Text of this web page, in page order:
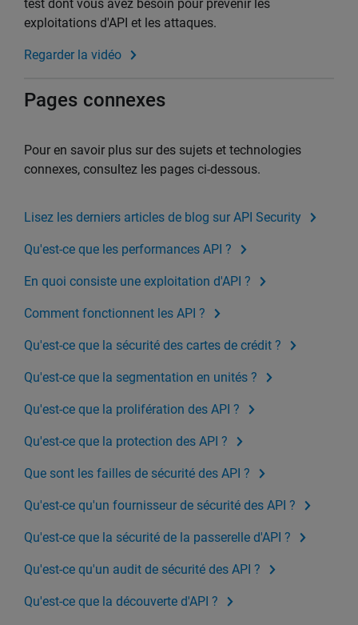
test dont vous avez besoin pour prévenir les
exploitations d'API et les attaques.
Regarder la vidéo
Pages connexes
Pour en savoir plus sur des sujets et technologies
connexes, consultez les pages ci-dessous.
Lisez les derniers articles de blog sur API Security
Qu'est-ce que les performances API ?
En quoi consiste une exploitation d'API ?
Comment fonctionnent les API ?
Qu'est-ce que la sécurité des cartes de crédit ?
Qu'est-ce que la segmentation en unités ?
Qu'est-ce que la prolifération des API ?
Qu'est-ce que la protection des API ?
Que sont les failles de sécurité des API ?
Qu'est-ce qu'un fournisseur de sécurité des API ?
Qu'est-ce que la sécurité de la passerelle d'API ?
Qu'est-ce qu'un audit de sécurité des API ?
Qu'est-ce que la découverte d'API ?